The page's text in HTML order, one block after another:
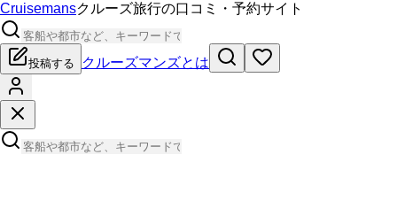
Cruisemansクルーズ旅行の口コミ・予約サイト
投稿する クルーズマンズとは